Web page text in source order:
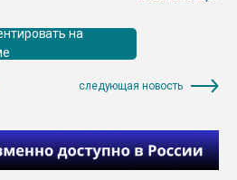
на
следующая новость